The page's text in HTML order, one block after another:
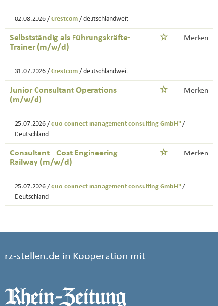
02.08.2026 / Crestcom / deutschlandweit
Selbstständig als Führungskräfte-
Trainer (m/w/d)
Merken
31.07.2026 / Crestcom / deutschlandweit
Junior Consultant Operations
(m/w/d)
Merken
25.07.2026 / quo connect management consulting GmbH'' /
Deutschland
Consultant - Cost Engineering
Railway (m/w/d)
Merken
25.07.2026 / quo connect management consulting GmbH'' /
Deutschland
rz-stellen.de in Kooperation mit